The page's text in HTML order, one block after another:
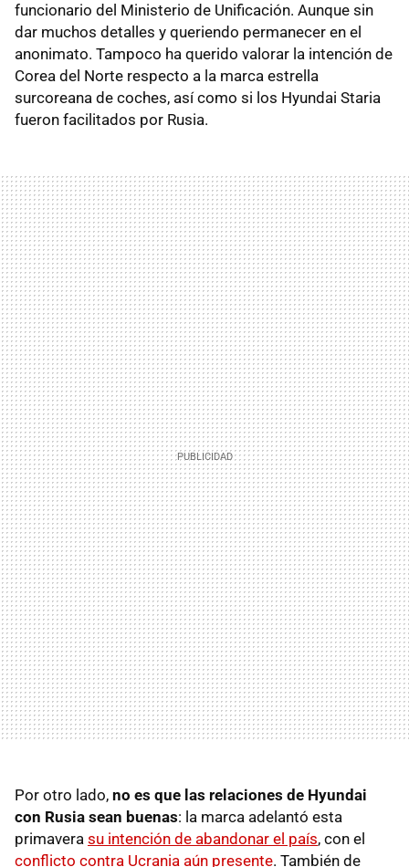
funcionario del Ministerio de Unificación. Aunque sin
dar muchos detalles y queriendo permanecer en el
anonimato. Tampoco ha querido valorar la intención de
Corea del Norte respecto a la marca estrella
surcoreana de coches, así como si los Hyundai Staria
fueron facilitados por Rusia.
Por otro lado, no es que las relaciones de Hyundai
con Rusia sean buenas: la marca adelantó esta
primavera su intención de abandonar el país, con el
conflicto contra Ucrania aún presente. También de